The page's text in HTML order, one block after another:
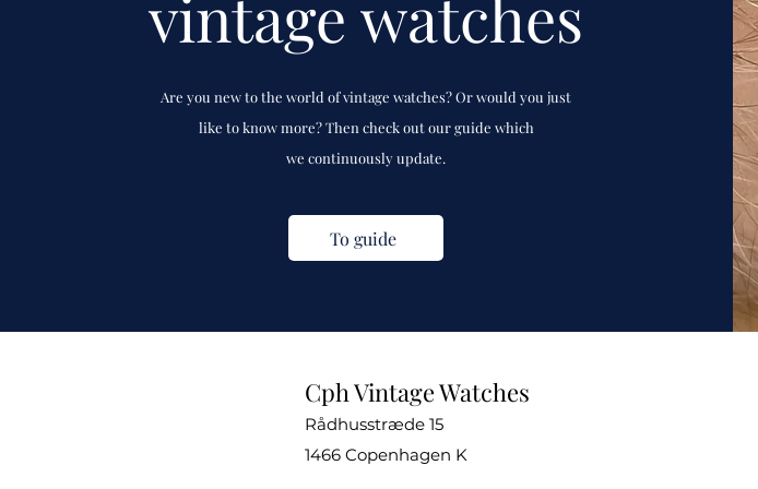
vintage watches
Are you new to the world of vintage watches? Or would you just
like to know more? Then check out our guide which
wecontinuouslyupdate.
To guide
Cph Vintage Watches
Rådhusstræde 15
1466 Copenhagen K